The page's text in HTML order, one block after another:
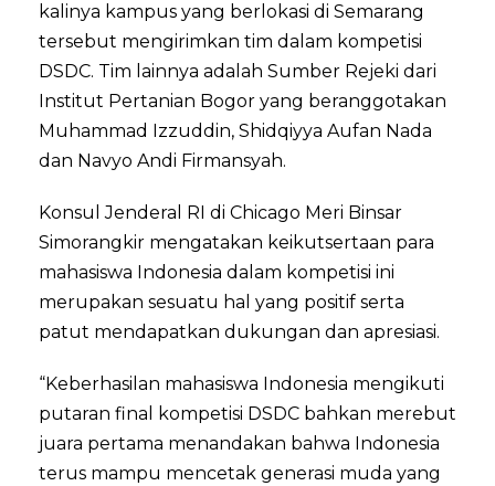
kalinya kampus yang berlokasi di Semarang
tersebut mengirimkan tim dalam kompetisi
DSDC. Tim lainnya adalah Sumber Rejeki dari
Institut Pertanian Bogor yang beranggotakan
Muhammad Izzuddin, Shidqiyya Aufan Nada
dan Navyo Andi Firmansyah.
Konsul Jenderal RI di Chicago Meri Binsar
Simorangkir mengatakan keikutsertaan para
mahasiswa Indonesia dalam kompetisi ini
merupakan sesuatu hal yang positif serta
patut mendapatkan dukungan dan apresiasi.
“Keberhasilan mahasiswa Indonesia mengikuti
putaran final kompetisi DSDC bahkan merebut
juara pertama menandakan bahwa Indonesia
terus mampu mencetak generasi muda yang